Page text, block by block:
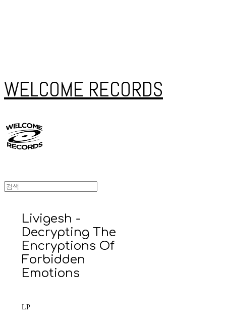
WELCOME RECORDS
Livigesh -
Decrypting The
Encryptions Of
Forbidden
Emotions
LP